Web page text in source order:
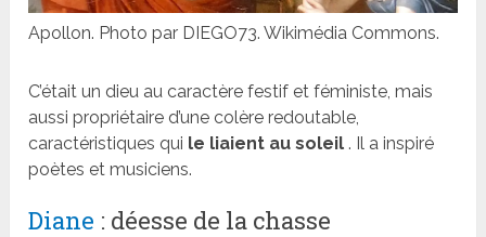
Apollon. Photo par DIEGO73. Wikimédia Commons.
C’était un dieu au caractère festif et féministe, mais
aussi propriétaire d’une colère redoutable,
caractéristiques qui le liaient au soleil . Il a inspiré
poètes et musiciens.
Diane : déesse de la chasse